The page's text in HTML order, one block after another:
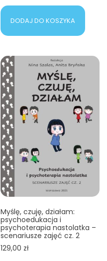
DODAJ DO KOSZYKA
Myślę, czuję, działam:
psychoedukacja i
psychoterapia nastolatka –
scenariusze zajęć cz. 2
129,00 zł